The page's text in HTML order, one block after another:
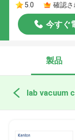
5.0
確認
今すぐ
製品
lab vacuum